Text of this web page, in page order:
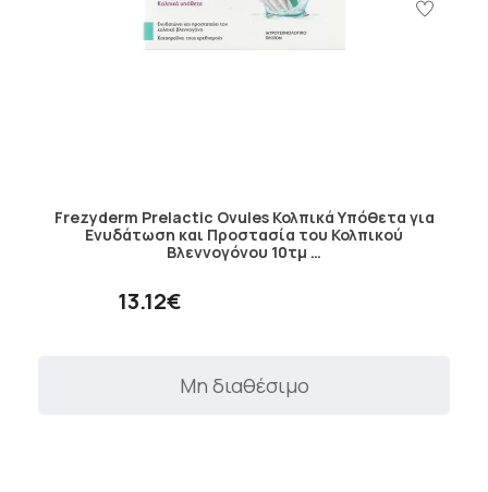
Frezyderm Prelactic Ovules Κολπικά Υπόθετα για
Ενυδάτωση και Προστασία του Κολπικού
Βλεννογόνου 10τμ …
13.12€
Μη διαθέσιμο